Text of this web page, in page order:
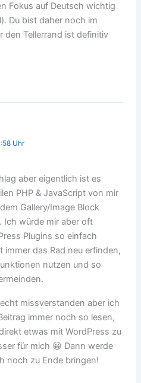
Fokus auf Deutsch wichtig
Du bist daher noch im
den Tellerrand ist definitiv
Uhr
aber eigentlich ist es
PHP & JavaScript von mir
Gallery/Image Block
Ich würde mir aber oft
Plugins so einfach
das Rad neu erfinden,
nutzen und so
missverstanden aber ich
immer noch so lesen,
etwas mit WordPress zu
für mich 😀 Dann werde
noch zu Ende bringen!